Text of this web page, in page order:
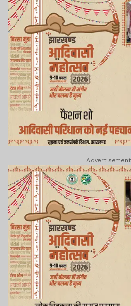
Advertisement